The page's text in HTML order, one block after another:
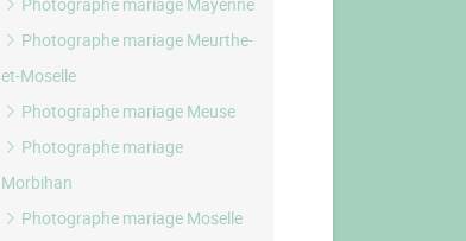
Photographe mariage Meurthe-
et-Moselle
Photographe mariage Meuse
Photographe mariage
Morbihan
Photographe mariage Moselle